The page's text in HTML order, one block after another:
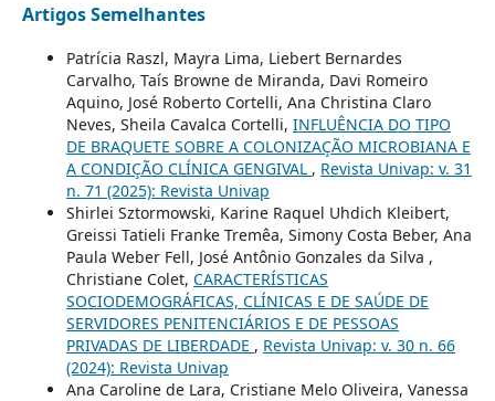
Artigos Semelhantes
Patrícia Raszl, Mayra Lima, Liebert Bernardes
Carvalho, Taís Browne de Miranda, Davi Romeiro
Aquino, José Roberto Cortelli, Ana Christina Claro
Neves, Sheila Cavalca Cortelli, INFLUÊNCIA DO TIPO
DE BRAQUETE SOBRE A COLONIZAÇÃO MICROBIANA E
A CONDIÇÃO CLÍNICA GENGIVAL , Revista Univap: v. 31
n. 71 (2025): Revista Univap
Shirlei Sztormowski, Karine Raquel Uhdich Kleibert,
Greissi Tatieli Franke Tremêa, Simony Costa Beber, Ana
Paula Weber Fell, José Antônio Gonzales da Silva ,
Christiane Colet, CARACTERÍSTICAS
SOCIODEMOGRÁFICAS, CLÍNICAS E DE SAÚDE DE
SERVIDORES PENITENCIÁRIOS E DE PESSOAS
PRIVADAS DE LIBERDADE , Revista Univap: v. 30 n. 66
(2024): Revista Univap
Ana Caroline de Lara, Cristiane Melo Oliveira, Vanessa